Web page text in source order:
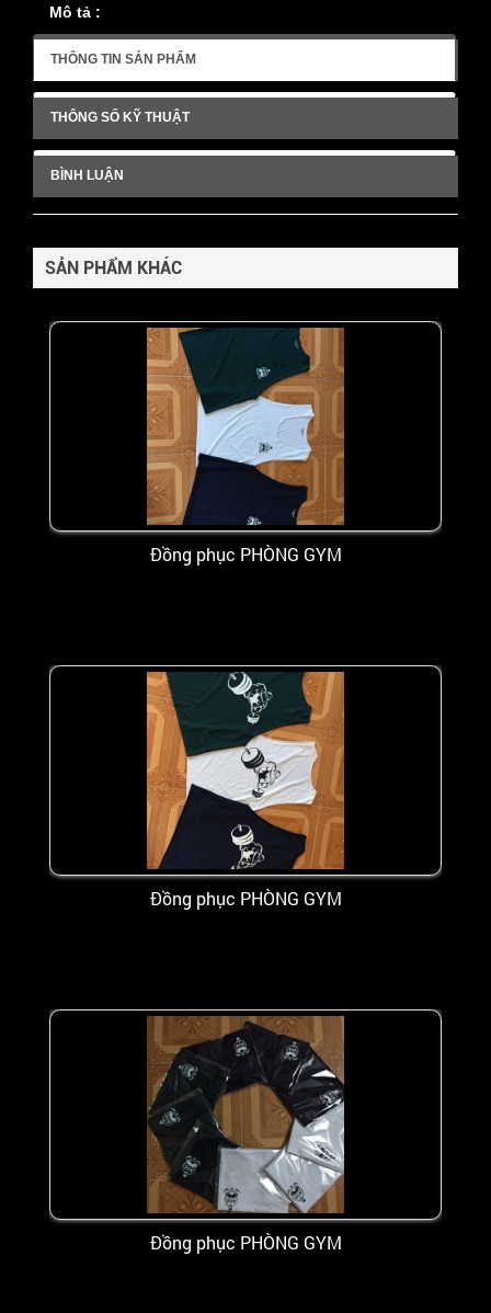
Mô tả :
THÔNG TIN SẢN PHẨM
THÔNG SỐ KỸ THUẬT
BÌNH LUẬN
SẢN PHẨM KHÁC
Đồng phục PHÒNG GYM
Đồng phục PHÒNG GYM
Đồng phục PHÒNG GYM